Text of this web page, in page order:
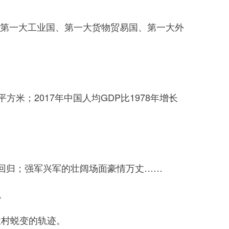
大工业国、第一大货物贸易国、第一大外
米；2017年中国人均GDP比1978年增长
；强军兴军的壮阔场面豪情万丈……
变的轨迹。